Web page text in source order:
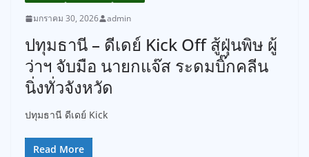
มกราคม 30, 2026 admin
ปทุมธานี – ดีเดย์ Kick Off สู้ฝุ่นพิษ ผู้
ว่าฯ จับมือ นายกแจ๊ส ระดมบิ๊กคลีน
นิ่งทั่วจังหวัด
ปทุมธานี ดีเดย์ Kick
Read More